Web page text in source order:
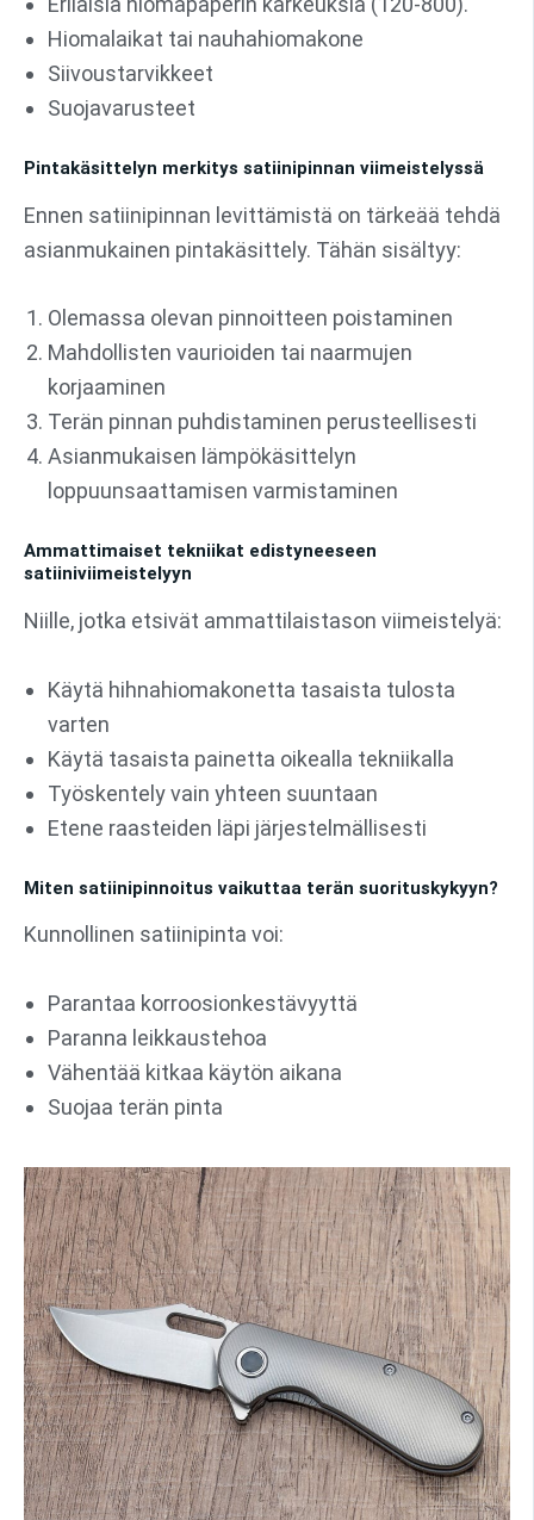
Hiomalaikat tai nauhahiomakone
Siivoustarvikkeet
Suojavarusteet
Pintakäsittelyn merkitys satiinipinnan viimeistelyssä
Ennen satiinipinnan levittämistä on tärkeää tehdä
asianmukainen pintakäsittely. Tähän sisältyy:
Olemassa olevan pinnoitteen poistaminen
Mahdollisten vaurioiden tai naarmujen
korjaaminen
Terän pinnan puhdistaminen perusteellisesti
Asianmukaisen lämpökäsittelyn
loppuunsaattamisen varmistaminen
Ammattimaiset tekniikat edistyneeseen
satiiniviimeistelyyn
Niille, jotka etsivät ammattilaistason viimeistelyä:
Käytä hihnahiomakonetta tasaista tulosta
varten
Käytä tasaista painetta oikealla tekniikalla
Työskentely vain yhteen suuntaan
Etene raasteiden läpi järjestelmällisesti
Miten satiinipinnoitus vaikuttaa terän suorituskykyyn?
Kunnollinen satiinipinta voi:
Parantaa korroosionkestävyyttä
Paranna leikkaustehoa
Vähentää kitkaa käytön aikana
Suojaa terän pinta